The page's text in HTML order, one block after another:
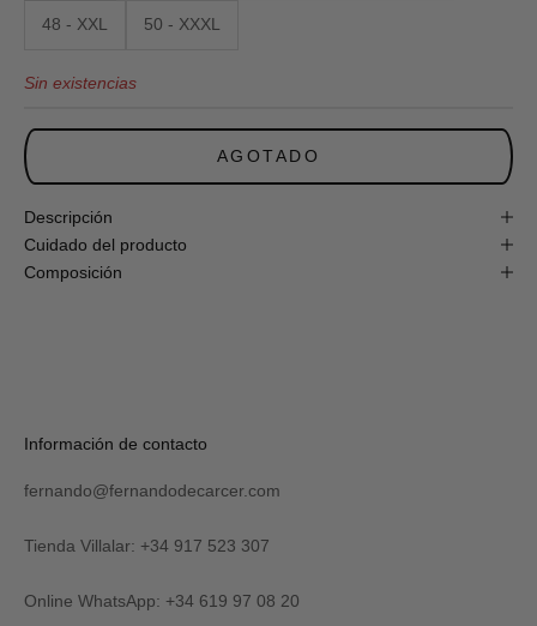
48 - XXL 50 - XXXL
Sin existencias
AGOTADO
Descripción
Cuidado del producto
Composición
obtén
de
en
compra
online!
R
I
I
M
E
tu
al
y
recibirás
Información de contacto
fernando@fernandodecarcer.com
Tienda Villalar: +34 917 523 307
Online WhatsApp: +34 619 97 08 20